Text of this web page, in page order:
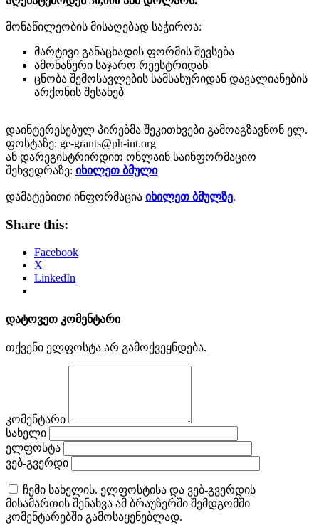
მონაწილეობის მისაღებად საჭიროა:
მარტივი განაცხადის ფორმის შევსება
ამონაწერი საჯარო რეესტრიდან
ცნობა შემოსავლების სამსახურიდან დავალიანების
არქონის შესახებ
დაინტერესებულ პირებმა შეკითხვები გამოაგზავნონ ელ.
ფოსტაზე: ge-grants@ph-int.org
ან დარეგისტრირდით ონლაინ საინფორმაციო
შეხვედრაზე: იხილეთ ბმული
დამატებითი ინფორმაცია იხილეთ ბმულზე.
Share this:
Facebook
X
LinkedIn
დატოვეთ კომენტარი
თქვენი ელფოსტა არ გამოქვეყნდება.
კომენტარი
სახელი
ელფოსტა
ვებ-გვერდი
ჩემი სახელის. ელფოსტისა და ვებ-გვერდის
მისამართის შენახვა ამ ბრაუზერში შემდგომში
კომენტარებში გამოსაყენებლად.